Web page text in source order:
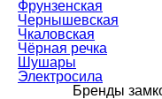
Фрунзенская
Чернышевская
Чкаловская
Чёрная речка
Шушары
Электросила
Бренды